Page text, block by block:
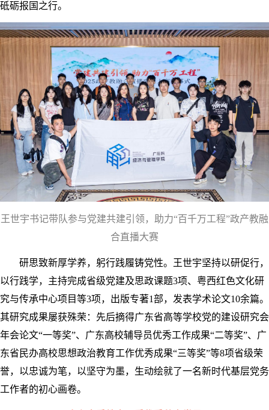
砥砺报国之行。
王世宇书记带队参与党建共建引领，助力“百千万工程”政产教融
合直播大赛
研思致新厚学养，躬行践履铸党性。王世宇坚持以研促行，
以行践学，主持完成省级党建及思政课题3项、粤西红色文化研
究与传承中心项目等3项，出版专著1部，发表学术论文10余篇。
其研究成果屡获殊荣：先后摘得广东省高等学校党的建设研究会
年会论文“一等奖”、广东高校辅导员优秀工作成果“二等奖”、广
东省民办高校思想政治教育工作优秀成果“三等奖”等8项省级荣
誉，以忠诚为笔，以坚守为墨，生动绘就了一名新时代基层党务
工作者的初心画卷。